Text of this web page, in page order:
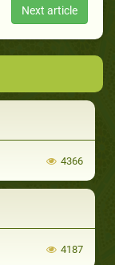
Next article
4366
4187